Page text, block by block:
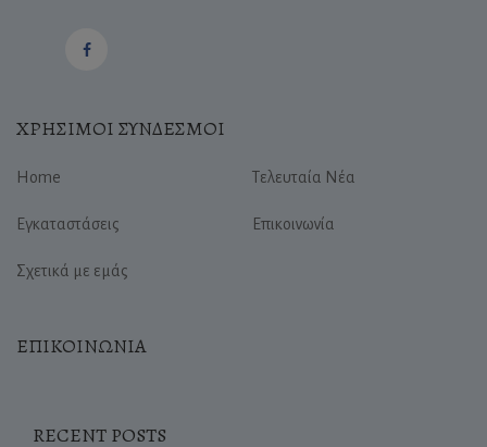
ΧΡΗΣΙΜΟΙ ΣΥΝΔΕΣΜΟΙ
Home
Εγκαταστάσεις
Σχετικά με εμάς
Τελευταία Νέα
Επικοινωνία
ΕΠΙΚΟΙΝΩΝΙΑ
RECENT POSTS